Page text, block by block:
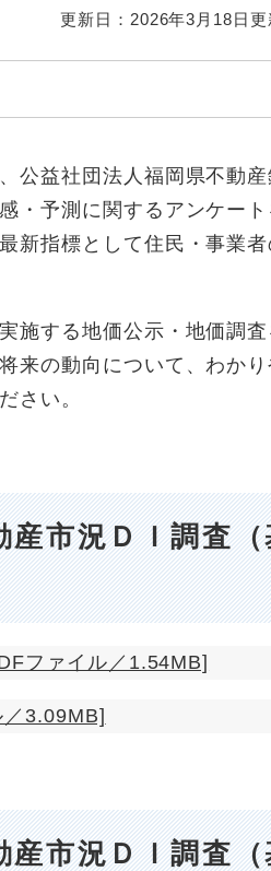
更新日：2026年3月18日更
公益社団法人福岡県不動
・予測に関するアンケー
新指標として住民・事業
施する地価公示・地価調
来の動向について、わか
さい。
産市況ＤＩ調査
ファイル／1.54MB]
3.09MB]
産市況ＤＩ調査